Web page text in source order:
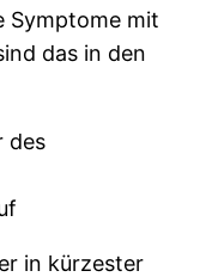
Symptome mit
das in den
des
in kürzester